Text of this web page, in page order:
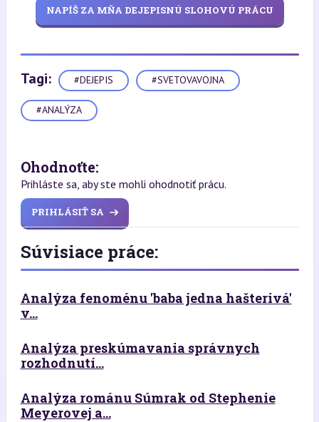
NAPÍŠ ZA MŇA DEJEPISNÚ SLOHOVÚ PRÁCU
Tagi: #DEJEPIS #SVETOVAVOJNA
#ANALÝZA
Ohodnoťte:
Prihláste sa, aby ste mohli ohodnotiť prácu.
PRIHLÁSIŤ SA
Súvisiace práce:
Analýza fenoménu 'baba jedna hašterivá'
v...
Analýza preskúmavania správnych
rozhodnutí...
Analýza románu Súmrak od Stephenie
Meyerovej a...